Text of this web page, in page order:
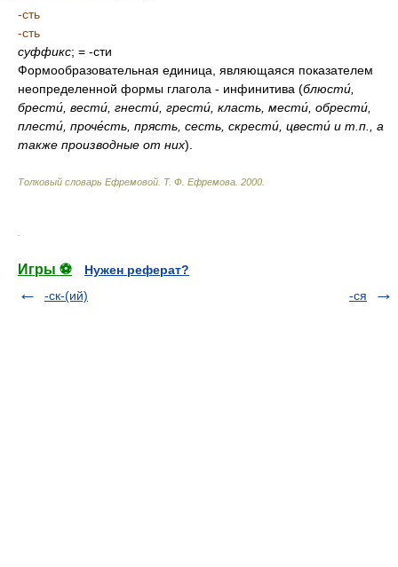
-сть
-сть
суффикс; = -сти
Формообразовательная единица, являющаяся показателем
неопределенной формы глагола - инфинитива (блюсти́,
брести́, вести́, гнести́, грести́, класть, мести́, обрести́,
плести́, проче́сть, прясть, сесть, скрести́, цвести́ и т.п., а
также производные от них)
Толковый словарь Ефремовой Т. Ф. Ефремова. 2000
Игры ⚽
Нужен реферат?
-ск-(ий)
-ся